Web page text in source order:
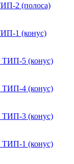
2 (полоса)
1 (конус)
ТИП-5 (конус)
ТИП-4 (конус)
ТИП-3 (конус)
ТИП-1 (конус)